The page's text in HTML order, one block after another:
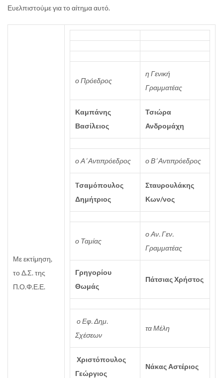
Ευελπιστούμε για το αίτημα αυτό.
Με εκτίμηση,
το Δ.Σ. της
Π.Ο.Φ.Ε.Ε.
ο Πρόεδρος
η Γενική
Γραμματέας
Καμπάνης
Βασίλειος
Τσιώρα
Ανδρομάχη
ο Α’ Αντιπρόεδρος ο Β’ Αντιπρόεδρος
Tσαμόπουλος
Δημήτριος
Σταυρουλάκης
Κων/νος
ο Ταμίας
ο Αν. Γεν.
Γραμματέας
Γρηγορίου
Θωμάς
Πάτσιας Χρήστος
ο Εφ. Δημ.
Σχέσεων
τα Μέλη
Χριστόπουλος
Γεώργιος
Νάκας Αστέριος